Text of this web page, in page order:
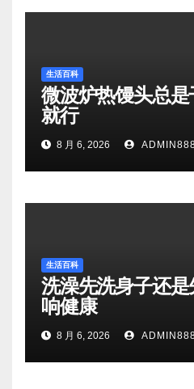
生活百科
微波炉热馒头总
就行
8 月 6, 2026
生活百科
洗澡先洗身子还
响健康
8 月 6, 2026